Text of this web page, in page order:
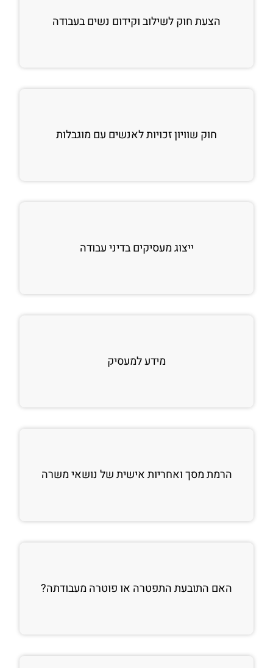
הצעת חוק לשילוב וקידום נשים בעבודה
חוק שוויון זכויות לאנשים עם מוגבלות
ייצוג מעסיקים בדיני עבודה
מידע למעסיק
הרמת מסך ואחריות אישית של נושאי משרה
האם התובעת התפטרה או פוטרה מעבודתה?